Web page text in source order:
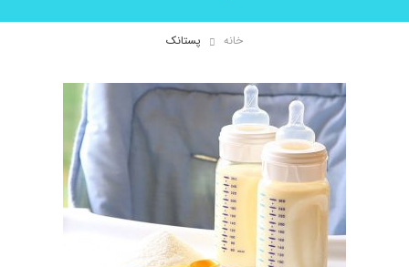
خانه پستانک